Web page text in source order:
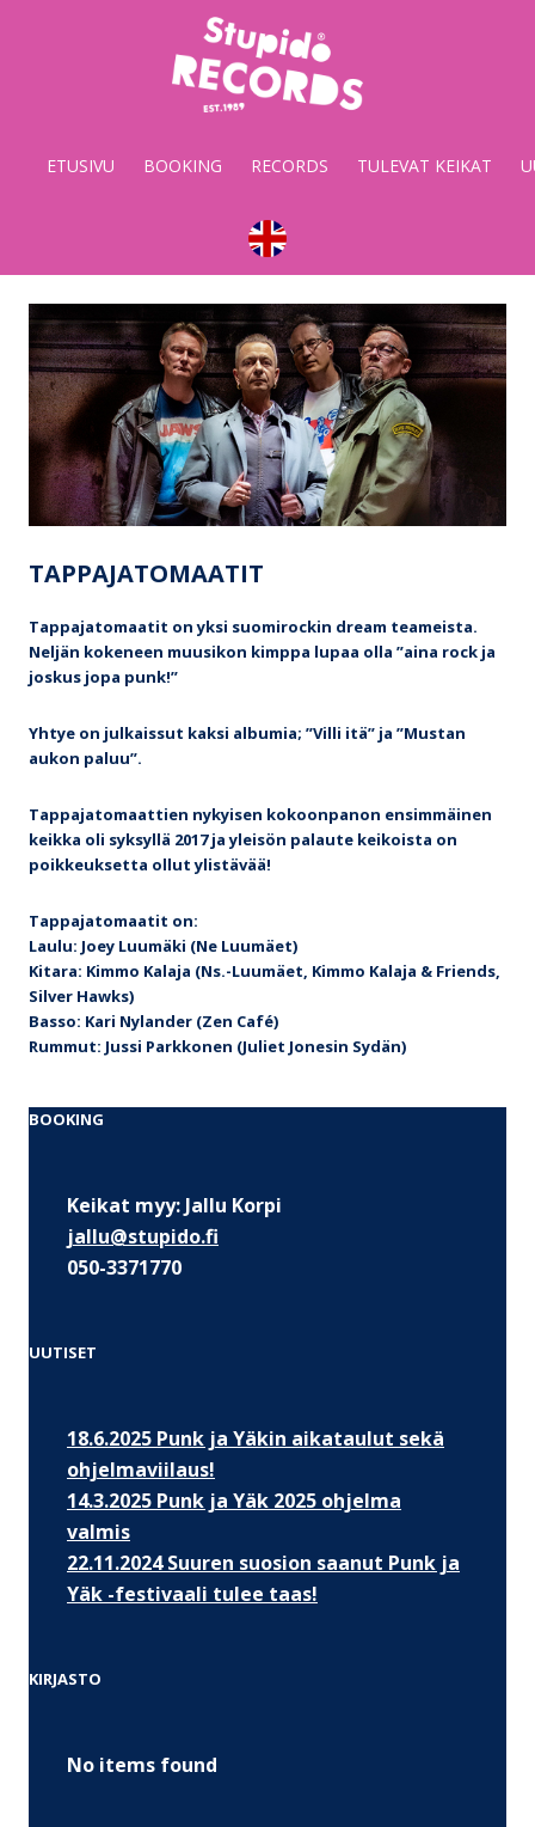
Stupido
Records
&
ETUSIVU BOOKING RECORDS TULEVAT KEIKAT
TAPPAJATOMAATIT
Tappajatomaatit on yksi suomirockin dream teameista.
Neljän kokeneen muusikon kimppa lupaa olla ”aina rock ja
joskus jopa punk!”
Yhtye on julkaissut kaksi albumia; ”Villi itä” ja ”Mustan
aukon paluu”.
Tappajatomaattien nykyisen kokoonpanon ensimmäinen
keikka oli syksyllä 2017 ja yleisön palaute keikoista on
poikkeuksetta ollut ylistävää!
Tappajatomaatit on:
Laulu: Joey Luumäki (Ne Luumäet)
Kitara: Kimmo Kalaja (Ns.-Luumäet, Kimmo Kalaja & Friends,
Silver Hawks)
Basso: Kari Nylander (Zen Café)
Rummut: Jussi Parkkonen (Juliet Jonesin Sydän)
BOOKING
Keikat myy: Jallu Korpi
jallu@stupido.fi
050-3371770
UUTISET
18.6.2025 Punk ja Yäkin aikataulut sekä
ohjelmaviilaus!
14.3.2025 Punk ja Yäk 2025 ohjelma
valmis
22.11.2024 Suuren suosion saanut Punk ja
Yäk -festivaali tulee taas!
KIRJASTO
No items found